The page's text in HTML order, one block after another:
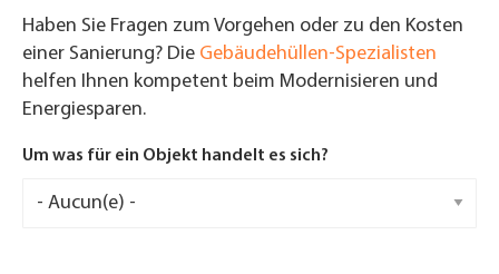
Haben Sie Fragen zum Vorgehen oder zu den Kosten
einer Sanierung? Die Gebäudehüllen-Spezialisten
helfen Ihnen kompetent beim Modernisieren und
Energiesparen.
Um was für ein Objekt handelt es sich?